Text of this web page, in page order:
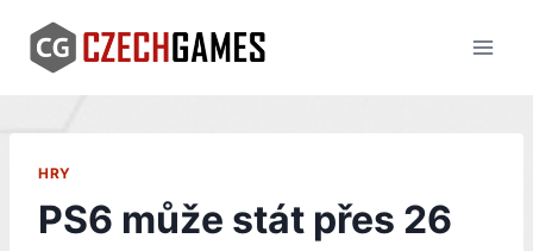
content
HRY
PS6 může stát přes 26